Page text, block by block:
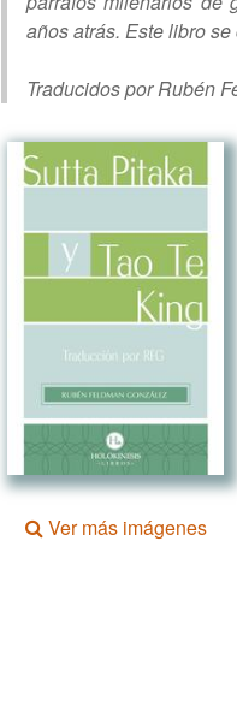
años atrás. Este libro
Traducidos por Rubén
Ver más imágenes